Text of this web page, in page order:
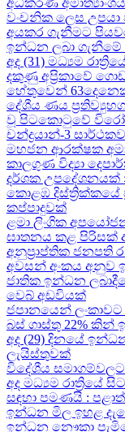
අධිකරණ
වංචනික ලෙස
අයකර ගැනීමට
ඉන්ධන ලබා ගැනීමේ
අද (31) මධ්‍යම
දකුණු අප්‍රිකාවේ
හේතුවෙන්
දේශීය​ ණය
වූ පිටකොටුවේ
චන්ද්‍රයාන්-3
මහජන ආරක්ෂක
කාලගුණ විද්‍යා
දර්ශක
කොළඹ දිස්ත්‍රික්කයේ
කප්පාදුවක්
ළමා ලිංගික
ඝාතනය කළ පිරිසක්
අනුප්‍රාප්තික ජනපති
අවසන් අංකය අනුව
ජාතික ඉන්ධන
වෙබ් අඩවියක්
ජපානයෙන් ලංකාවට
බස් ගාස්තු 22% කින්
අද (29) දිනයේ
ලැයිස්තුවක්
විදේශීය
අද මධ්‍යම රාත්‍රියේ
සඳහා පමණයි :
ඉන්ධන මිල ඉහළ
ඉන්ධන නෞකා